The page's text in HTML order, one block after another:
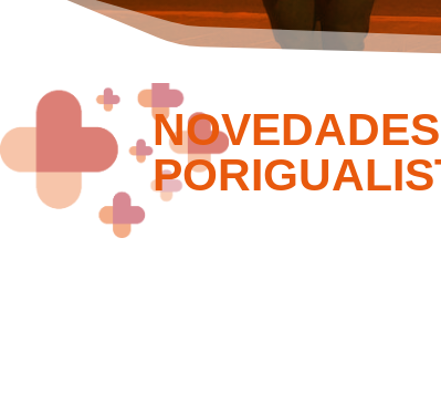
NOVEDADES